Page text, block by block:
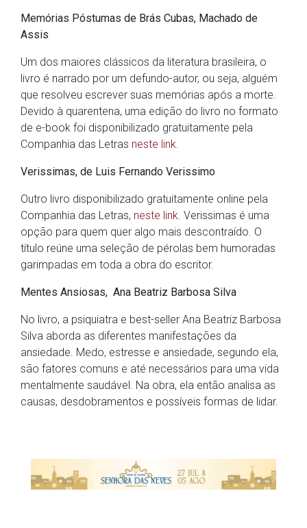
Memórias Póstumas de Brás Cubas, Machado de
Assis
Um dos maiores clássicos da literatura brasileira, o
livro é narrado por um defundo-autor, ou seja, alguém
que resolveu escrever suas memórias após a morte.
Devido à quarentena, uma edição do livro no formato
de e-book foi disponibilizado gratuitamente pela
Companhia das Letras neste link.
Verissimas, de Luis Fernando Verissimo
Outro livro disponibilizado gratuitamente online pela
Companhia das Letras, neste link. Verissimas é uma
opção para quem quer algo mais descontraído. O
título reúne uma seleção de pérolas bem humoradas
garimpadas em toda a obra do escritor.
Mentes Ansiosas, Ana Beatriz Barbosa Silva
No livro, a psiquiatra e best-seller Ana Beatriz Barbosa
Silva aborda as diferentes manifestações da
ansiedade. Medo, estresse e ansiedade, segundo ela,
são fatores comuns e até necessários para uma vida
mentalmente saudável. Na obra, ela então analisa as
causas, desdobramentos e possíveis formas de lidar.